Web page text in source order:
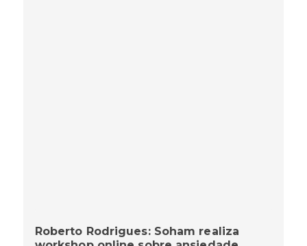
Roberto Rodrigues: Soham realiza